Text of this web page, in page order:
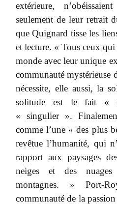
extérieure,
seulement de leur retrait
que Quignard tisse les
et lecture. « Tous ceux
monde avec leur unique
communauté mystérieuse
nécessite, elle aussi, la
solitude est le fait «
« singulier ».
comme l’une « des plus
revêtue l’humanité, qui
rapport aux paysages
neiges et des
montagnes. » Port-
communauté de la